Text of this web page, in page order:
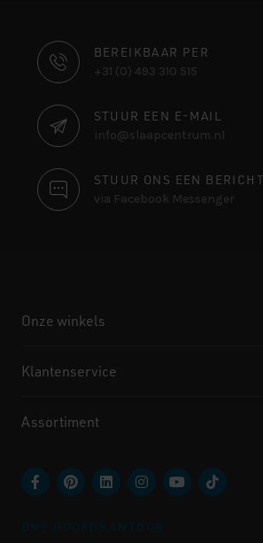
CONTACT
INFORMATIE
BEREIKBAAR PER
+31 (0) 493 310 515
STUUR EEN E-MAIL
info@slaapcentrum.nl
STUUR ONS EEN BERICHT
via Facebook Messenger
Onze winkels
Klantenservice
Assortiment